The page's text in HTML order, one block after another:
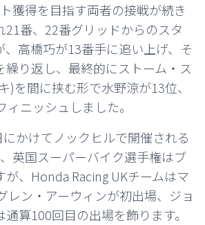
獲得を目指す両者の接戦が続き
21番、22番グリッドからのスタ
、高橋巧が13番手に追い上げ、そ
繰り返し、最終的にストーム・ス
)を間に挟む形で水野涼が13位、
ニッシュしました。
かけてノックヒルで開催される
英国スーパーバイク選手権はブ
が、Honda Racing UKチームはマ
レン・アーウィンが初出場、ジョ
算100回目の出場を飾ります。